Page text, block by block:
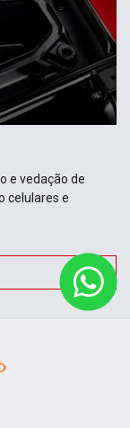
e vedação de
celulares e